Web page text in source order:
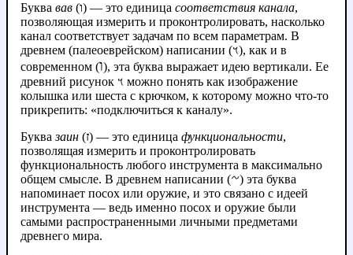
Буква вав (ו) — это единица соответствия канала,
позволяющая измерить и проконтролировать, насколько
канал соответствует задачам по всем параметрам. В
древнем (палеоеврейском) написании (𐤅), как и в
современном (ו), эта буква выражает идею вертикали. Ее
древний рисунок 𐤅 можно понять как изображение
колышка или шеста с крючком, к которому можно что-то
прикрепить: «подключиться к каналу».
Буквазаин (ז) — это единица функциональности,
позволящая измерить и проконтролировать
функциональность любого инструмента в максимально
общем смысле. В древнем написании (𐤆) эта буква
напоминает посох или оружие, и это связано с идеей
инструмента — ведь именно посох и оружие были
самыми распространенными личными предметами
древнего мира.